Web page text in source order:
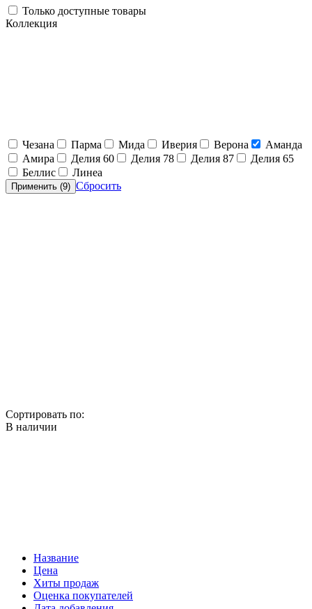
Только доступные товары
Коллекция
Чезана Парма Мида Иверия Верона
Аманда
Амира
Делия 60 Делия 78 Делия 87
Делия 65
Беллис
Линеа
Применить (9) Сбросить
Сортировать по:
В наличии
Название
Цена
Хиты продаж
Оценка покупателей